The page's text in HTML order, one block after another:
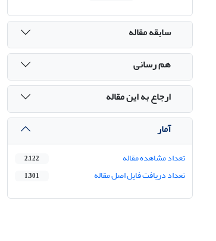
سابقه مقاله
هم رسانی
ارجاع به این مقاله
آمار
تعداد مشاهده مقاله 2,122
تعداد دریافت فایل اصل مقاله 1,301